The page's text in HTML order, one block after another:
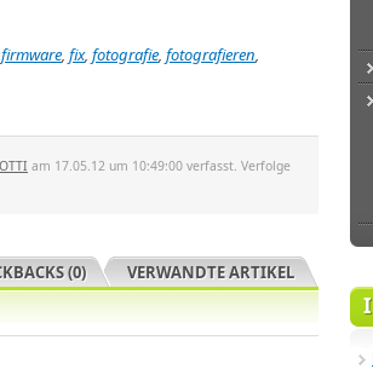
firmware, fix, fotografie, fotografieren,
am 17.05.12 um 10:49:00 verfasst. Verfolge
VERWANDTE ARTIKEL
(0)